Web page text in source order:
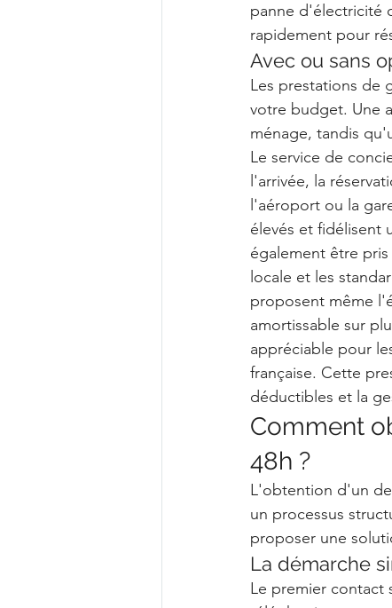
panne d'électricité
rapidement pour
Avec ou sans
Les prestations de
votre budget. Une
ménage, tandis
Le service de
l'arrivée, la
l'aéroport ou la
élevés et fidélisent
également être
locale et les
proposent même
amortissable sur
appréciable pour
française. Cette
déductibles et la
Comment
48h ?
L'obtention d'un
un processus
proposer une
La démarche
Le premier contact